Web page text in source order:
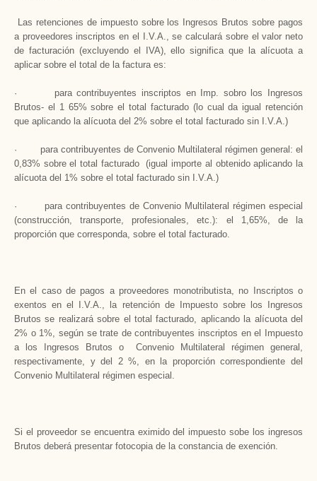
Las retenciones de impuesto sobre los Ingresos Brutos sobre pagos
a proveedores inscriptos en el I.V.A., se calculará sobre el valor neto
de facturación (excluyendo el IVA), ello significa que la alícuota a
aplicar sobre el total de la factura es:
· para contribuyentes inscriptos en Imp. sobro los Ingresos
Brutos- el 1 65% sobre el total facturado (lo cual da igual retención
que aplicando la alícuota del 2% sobre el total facturado sin I.V.A.)
· para contribuyentes de Convenio Multilateral régimen general: el
0,83% sobre el total facturado (igual importe al obtenido aplicando la
alícuota del 1% sobre el total facturado sin I.V.A.)
· para contribuyentes de Convenio Multilateral régimen especial
(construcción, transporte, profesionales, etc.): el 1,65%, de la
proporción que corresponda, sobre el total facturado.
En el caso de pagos a proveedores monotributista, no Inscriptos o
exentos en el I.V.A., la retención de Impuesto sobre los Ingresos
Brutos se realizará sobre el total facturado, aplicando la alícuota del
2% o 1%, según se trate de contribuyentes inscriptos en el Impuesto
a los Ingresos Brutos o Convenio Multilateral régimen general,
respectivamente, y del 2 %, en la proporción correspondiente del
Convenio Multilateral régimen especial.
Si el proveedor se encuentra eximido del impuesto sobe los ingresos
Brutos deberá presentar fotocopia de la constancia de exención.